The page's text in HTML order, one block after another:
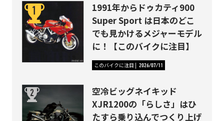
1991年からドゥカティ900
Super Sport は日本のどこ
でも見かけるメジャーモデル
に！【このバイクに注目】
このバイクに注目 2026/07/11
空冷ビッグネイキッド
XJR1200の「らしさ」はひ
たすら乗り込んでつくり上げ